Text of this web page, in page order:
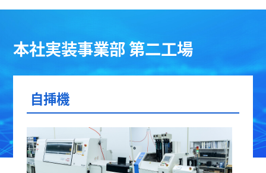
本社実装事業部 第二工場
自挿機